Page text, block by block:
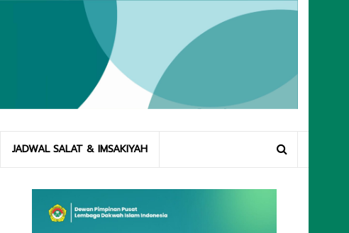
JADWAL SALAT & IMSAKIYAH